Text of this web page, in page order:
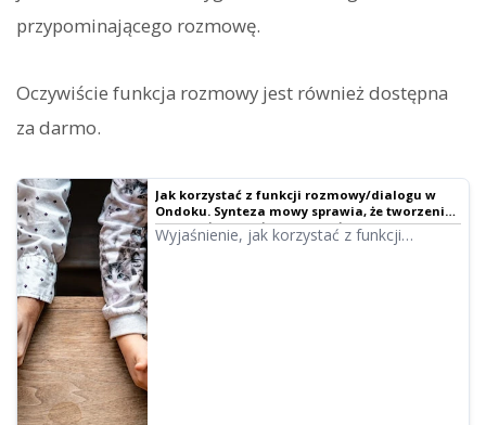
przypominającego rozmowę.
Oczywiście funkcja rozmowy jest również dostępna
za darmo.
Jak korzystać z funkcji rozmowy/dialogu w
Ondoku. Synteza mowy sprawia, że tworzenie
materiałów do słuchania i długich tekstów jest
jeszcze wygodniejsze!
Wyjaśnienie, jak korzystać z funkcji